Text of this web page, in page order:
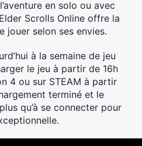
en solo ou avec
Scrolls Online offre la
jouer selon ses envies.
à la semaine de jeu
le jeu à partir de 16h
4 ou sur STEAM à partir
terminé et le
qu’à se connecter pour